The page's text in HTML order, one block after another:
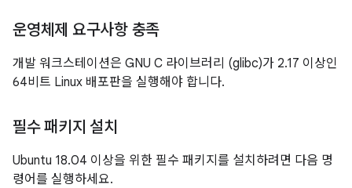
운영체제 요구사항 충족
개발 워크스테이션은 GNU C 라이브러리 (glibc)가 2.17 이상인
64비트 Linux 배포판을 실행해야 합니다.
필수 패키지 설치
Ubuntu 18.04 이상을 위한 필수 패키지를 설치하려면 다음 명
령어를 실행하세요.